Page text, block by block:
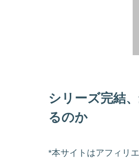
シリーズ完結
るのか
*本サイトはアフィリ